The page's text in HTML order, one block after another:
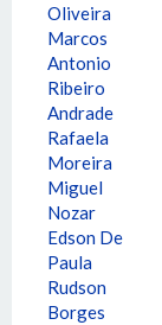
Oliveira
Marcos
Antonio
Ribeiro
Andrade
Rafaela
Moreira
Miguel
Nozar
Edson De
Paula
Rudson
Borges